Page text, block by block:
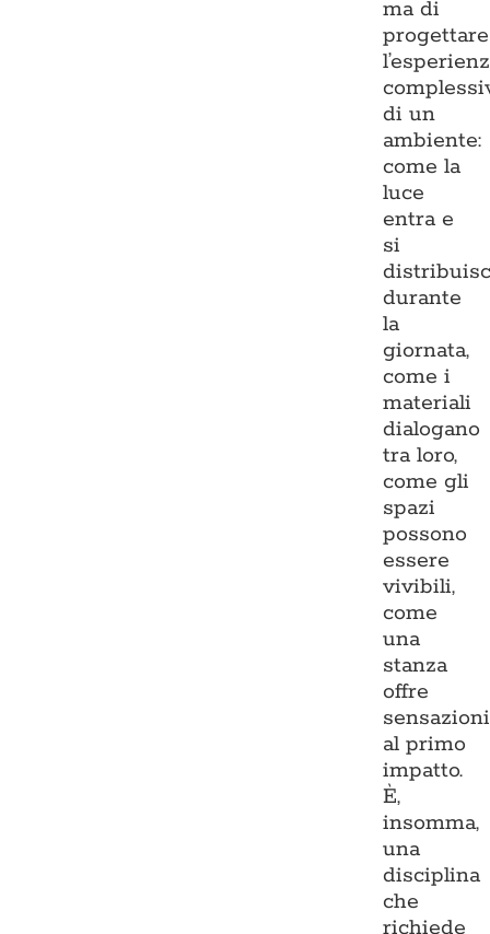
ma di
progettare
di un
ambiente:
come la
luce
entra e
si
durante
la
giornata,
come i
materiali
dialogano
tra loro,
come gli
spazi
possono
essere
vivibili,
come
una
stanza
offre
sensazioni
al primo
impatto.
È,
insomma,
una
disciplina
che
richiede